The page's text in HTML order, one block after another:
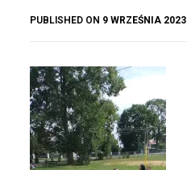
PUBLISHED ON 9 WRZEŚNIA 2023